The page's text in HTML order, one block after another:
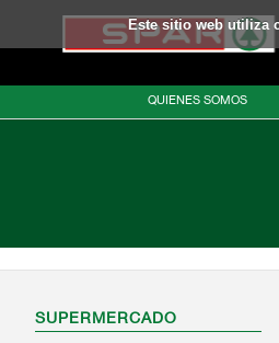
Este sitio web utiliza
QUIENES SOMOS
SUPERMERCADO